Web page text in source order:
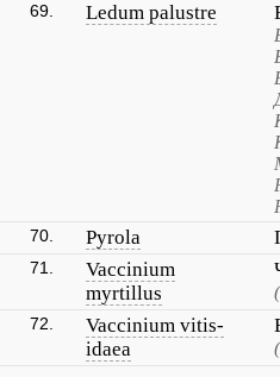
69. Ledum palustre
70. Pyrola
71.
Vaccinium
myrtillus
72.
Vaccinium vitis-
idaea